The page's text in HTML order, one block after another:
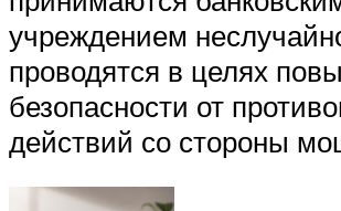
учреждением
проводятся в целях
безопасности от
действий со стороны